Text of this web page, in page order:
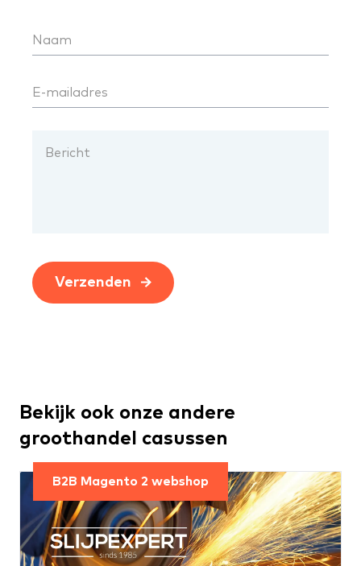
Verzenden
Bekijk ook onze andere
groothandel casussen
B2B Magento 2 webshop